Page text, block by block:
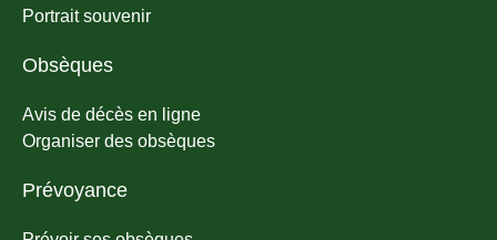
Portrait souvenir
Obsèques
Avis de décès en ligne
Organiser des obsèques
Prévoyance